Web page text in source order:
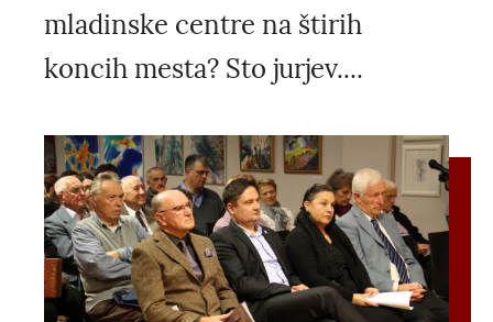
mladinske centre na štirih
koncih mesta? Sto jurjev....